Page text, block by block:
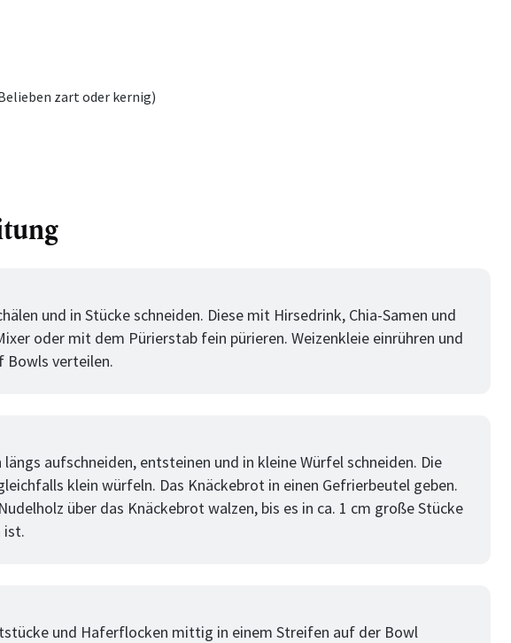
zart oder kernig)
und in Stücke schneiden. Diese mit Hirsedrink, Chia-Samen und
oder mit dem Pürierstab fein pürieren. Weizenkleie einrühren und
Bowls verteilen.
längs aufschneiden, entsteinen und in kleine Würfel schneiden. Die
klein würfeln. Das Knäckebrot in einen Gefrierbeutel geben.
über das Knäckebrot walzen, bis es in ca. 1 cm große Stücke
ist.
und Haferflocken mittig in einem Streifen auf der Bowl